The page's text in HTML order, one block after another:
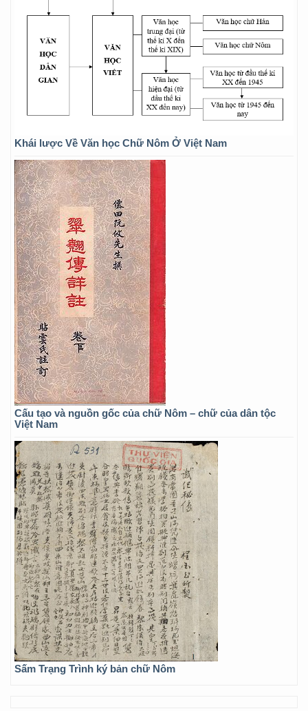
Khái lược Về Văn học Chữ Nôm Ở Việt Nam
Cấu tạo và nguồn gốc của chữ Nôm – chữ của dân tộc
Việt Nam
Sấm Trạng Trình ký bản chữ Nôm